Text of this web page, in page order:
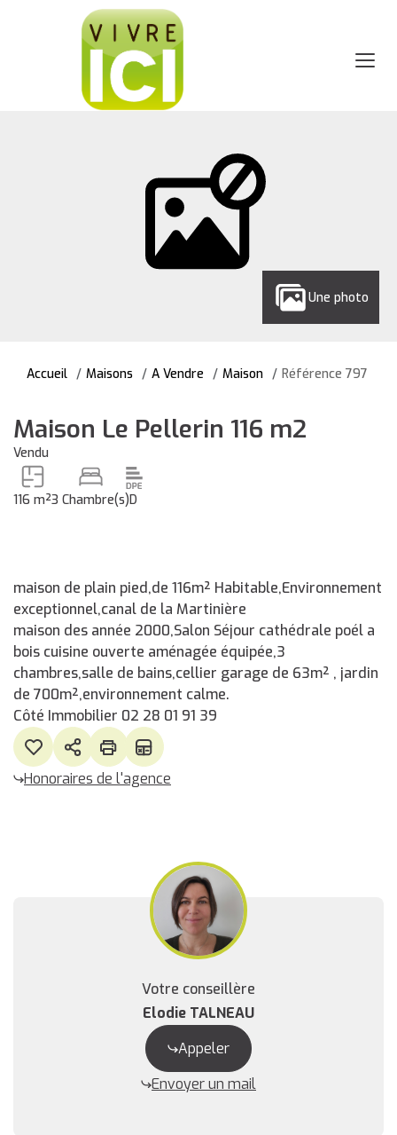
Une photo
Accueil Maisons A Vendre Maison Référence 797
Maison Le Pellerin 116 m2
Vendu
116 m²3 Chambre(s)D
maison de plain pied,de 116m² Habitable,Environnement
exceptionnel,canal de la Martinière
maison des année 2000,Salon Séjour cathédrale poél a
bois cuisine ouverte aménagée équipée,3
chambres,salle de bains,cellier garage de 63m² , jardin
de 700m²,environnement calme.
Côté Immobilier 02 28 01 91 39
Honoraires de l'agence
Votre conseillère
Elodie TALNEAU
Appeler
Envoyer un mail